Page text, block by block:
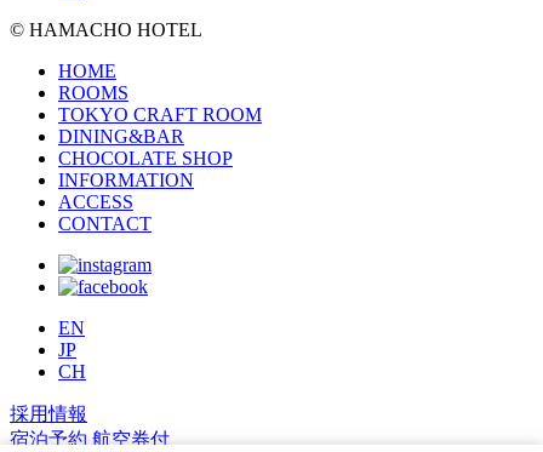
© HAMACHO HOTEL
HOME
ROOMS
TOKYO CRAFT ROOM
DINING&BAR
CHOCOLATE SHOP
INFORMATION
ACCESS
CONTACT
EN
JP
CH
採用情報
宿泊予約 航空券付